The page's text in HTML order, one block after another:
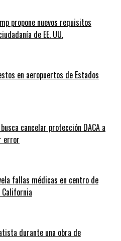
propone nuevos requisitos
de EE. UU.
en aeropuertos de Estados
busca cancelar protección DACA a
error
fallas médicas en centro de
California
durante una obra de